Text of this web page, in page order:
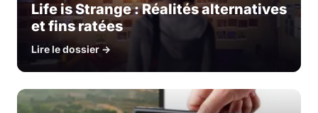
Life is Strange : Réalités alternatives
et fins ratées
Lire le dossier →